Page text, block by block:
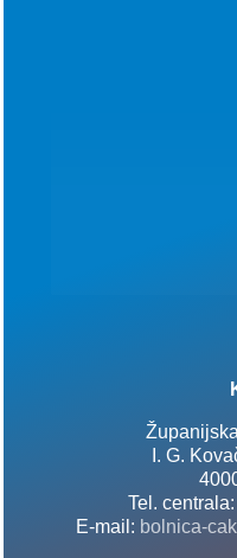
I. G.
Tel. centrala:
E-mail: bolnica-